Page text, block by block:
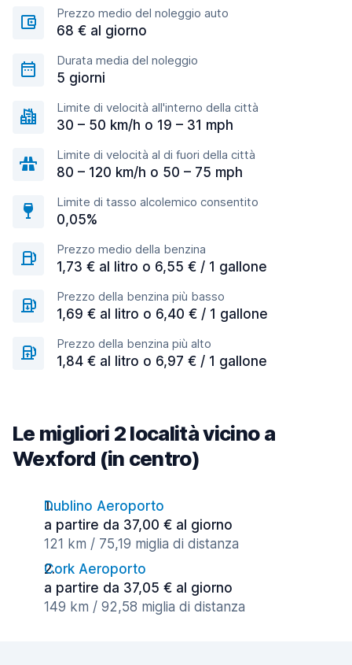
Prezzo medio del noleggio auto
68 € al giorno
Durata media del noleggio
5 giorni
Limite di velocità all'interno della città
30 – 50 km/h o 19 – 31 mph
Limite di velocità al di fuori della città
80 – 120 km/h o 50 – 75 mph
Limite di tasso alcolemico consentito
0,05%
Prezzo medio della benzina
1,73 € al litro o 6,55 € / 1 gallone
Prezzo della benzina più basso
1,69 € al litro o 6,40 € / 1 gallone
Prezzo della benzina più alto
1,84 € al litro o 6,97 € / 1 gallone
Le migliori 2 località vicino a
Wexford (in centro)
Dublino Aeroporto
a partire da 37,00 € al giorno
121 km / 75,19 miglia di distanza
Cork Aeroporto
a partire da 37,05 € al giorno
149 km / 92,58 miglia di distanza